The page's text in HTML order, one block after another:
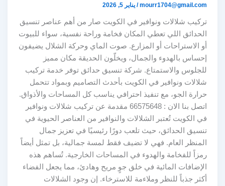
mourr1704@gmail.com
/يناير 5, 2026
تركيب شلالات ونوافير في الكويت صار من أهم عناصر تنسيق
الحدائق اللي تعطي المكان فخامة وراحة نفسية، سواء للبيوت
أو الاستراحات أو المزارع. صوت الماي وحركة الشلال يضيفون
إحساس بالهدوء والجمال، ويخلّون الحديقة مكان مميز
للجلوس والاستمتاع. شركة تنسيق حدائق توفر خدمة تركيب
شلالات ونوافير في الكويت بأحدث التصاميم وبمواد تتحمل
حرارة الجو، مع تنفيذ احترافي يناسب كل المساحات والأذواق.
اتصل بنا الان : 66575648 مقدمة عن تركيب شلالات ونوافير
في الكويت تُعتبر الشلالات والنوافير من العناصر الحيوية في
تنسيق الحدائق، حيث تلعب دورًا رئيسيًا في تعزيز جمال
المنظر العام. فهي لا تضيف فقط لمسة جمالية، بل تمثل أيضاً
رمزاً للفخامة والهدوء في المساحات الخارجية. تُساهم هذه
الإضافات المائية في خلق جوٍ مريح وهادئ، مما يجعل الفضاء
أكثر جذباً للنظر وملاءمة للاسترخاء. إن وجود الشلالات